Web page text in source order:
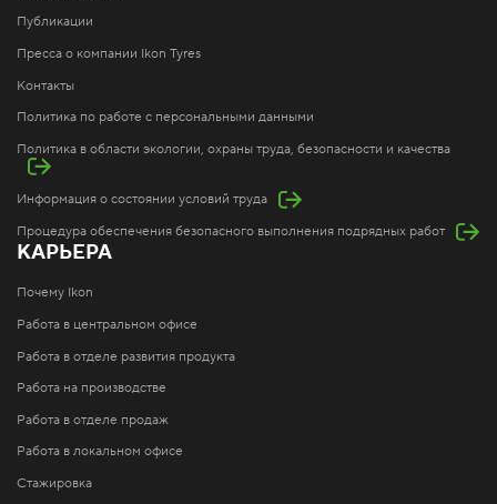
Публикации
Пресса о компании Ikon Tyres
Контакты
Политика по работе с персональными данными
Политика в области экологии, охраны труда, безопасности и качества
Информация о состоянии условий труда
Процедура обеспечения безопасного выполнения подрядных работ
КАРЬЕРА
Почему Ikon
Работа в центральном офисе
Работа в отделе развития продукта
Работа на производстве
Работа в отделе продаж
Работа в локальном офисе
Стажировка